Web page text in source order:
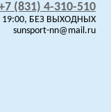
(831) 4-310-510
19:00, БЕЗ ВЫХОДНЫХ
sunsport-nn@mail.ru